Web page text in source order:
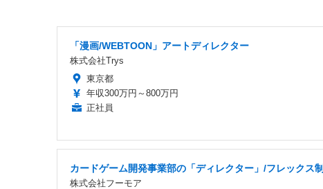
「漫画/WEBTOON」アートディレクター
株式会社Trys
東京都
年収300万円～800万円
正社員
カードゲーム開発事業部の「ディレクター」/フレックス制
株式会社フーモア